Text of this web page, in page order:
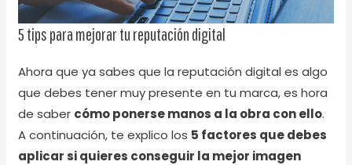
5 tips para mejorar tu reputación digital
Ahora que ya sabes que la reputación digital es algo
que debes tener muy presente en tu marca, es hora
de saber cómo ponerse manos a la obra con ello.
A continuación, te explico los 5 factores que debes
aplicar si quieres conseguir la mejor imagen